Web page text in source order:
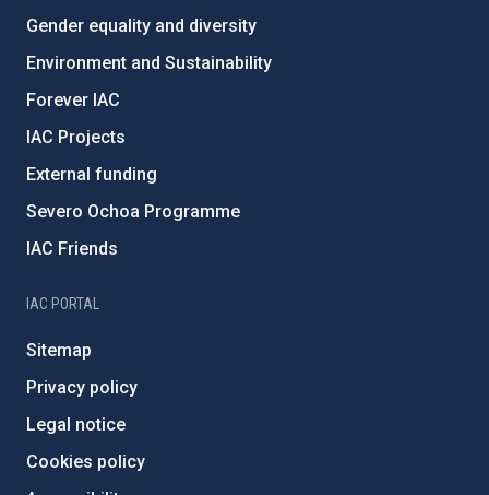
Gender equality and diversity
Environment and Sustainability
Forever IAC
IAC Projects
External funding
Severo Ochoa Programme
IAC Friends
IAC PORTAL
Sitemap
Privacy policy
Legal notice
Cookies policy